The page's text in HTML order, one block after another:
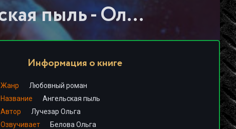
Слушать книгу - "Ангельская пыль - Ольга Лучезар"
Информация о книге
Жанр
Любовный роман
Название
Ангельская пыль
Автор
Лучезар Ольга
Озвучивает
Белова Ольга